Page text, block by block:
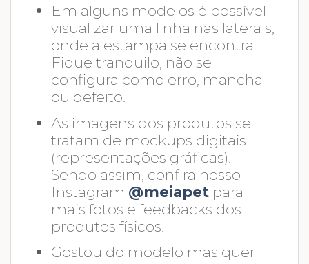
Em alguns modelos é possível
visualizar uma linha nas laterais,
onde a estampa se encontra.
Fique tranquilo, não se
configura como erro, mancha
ou defeito.
As imagens dos produtos se
tratam de mockups digitais
(representações gráficas).
Sendo assim, confira nosso
Instagram @meiapetpara
mais fotos e feedbacks dos
produtos físicos.
Gostou do modelo mas quer